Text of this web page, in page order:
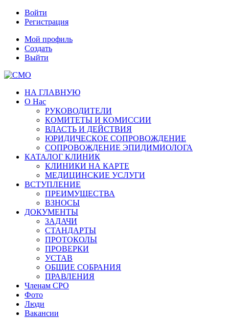
Войти
Регистрация
Мой профиль
Создать
Выйти
НА ГЛАВНУЮ
О Нас
РУКОВОДИТЕЛИ
КОМИТЕТЫ И КОМИССИИ
ВЛАСТЬ И ДЕЙСТВИЯ
ЮРИДИЧЕСКОЕ СОПРОВОЖДЕНИЕ
СОПРОВОЖДЕНИЕ ЭПИДИМИОЛОГА
КАТАЛОГ КЛИНИК
КЛИНИКИ НА КАРТЕ
МЕДИЦИНСКИЕ УСЛУГИ
ВСТУПЛЕНИЕ
ПРЕИМУЩЕСТВА
ВЗНОСЫ
ДОКУМЕНТЫ
ЗАДАЧИ
СТАНДАРТЫ
ПРОТОКОЛЫ
ПРОВЕРКИ
УСТАВ
ОБЩИЕ СОБРАНИЯ
ПРАВЛЕНИЯ
Членам СРО
Фото
Люди
Вакансии